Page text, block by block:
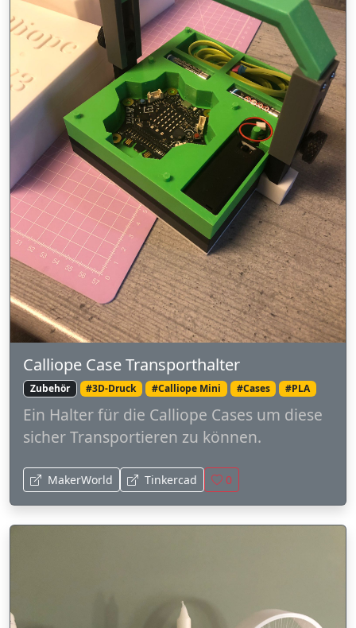
Calliope Case Transporthalter
Zubehör #3D-Druck #Calliope Mini #Cases #PLA
Ein Halter für die Calliope Cases um diese
sicher Transportieren zu können.
MakerWorld Tinkercad 0